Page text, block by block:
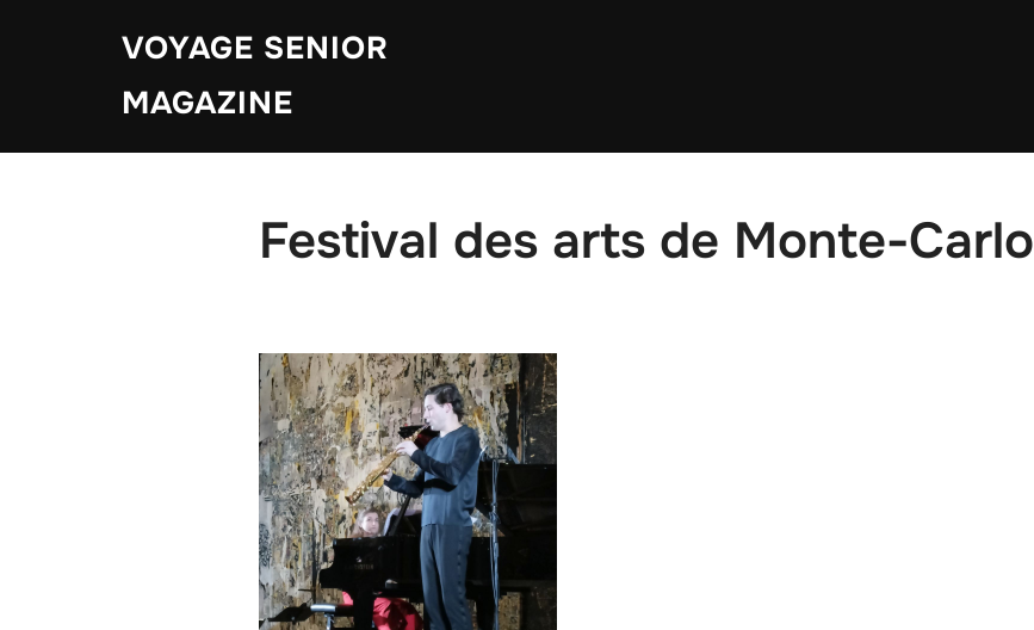
VOYAGE SENIOR
MAGAZINE
Festival des arts de Monte-Carlo